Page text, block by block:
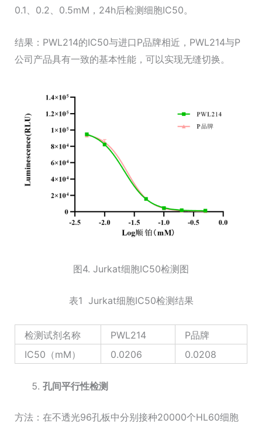
0.1、0.2、0.5mM，24h后检测细胞IC50。
结果：PWL214的IC50与进口P品牌相近，PWL214与P
公司产品具有一致的基本性能，可以实现无缝切换。
图4. Jurkat细胞IC50检测图
表1 Jurkat细胞IC50检测结果
检测试剂名称 PWL214
P品牌
IC50（mM）
0.0206 0.0208
孔间平行性检测
方法：在不透光96孔板中分别接种20000个HL60细胞